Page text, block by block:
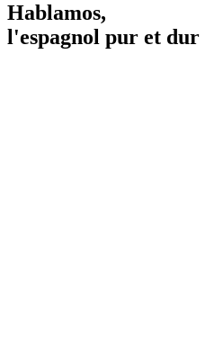
Hablamos,
l'espagnol pur et dur